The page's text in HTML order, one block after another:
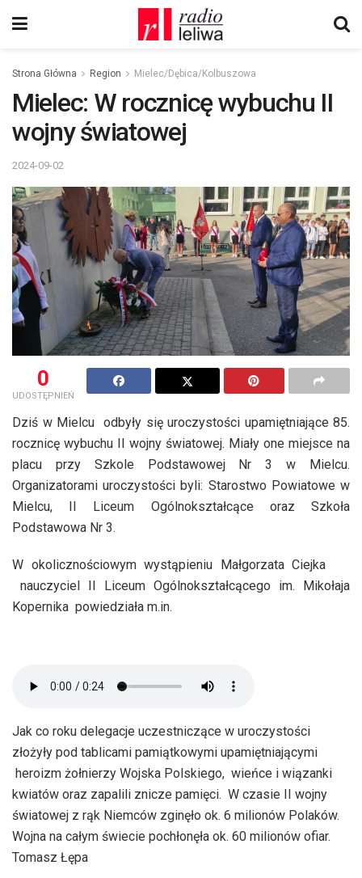
Strona Główna Region Mielec/Dębica/Kolbuszowa
Mielec: W rocznicę wybuchu II
wojny światowej
2024-09-02
0
UDOSTĘPNIEŃ
Dziś w Mielcu odbyły się uroczystości upamiętniające 85.
rocznicę wybuchu II wojny światowej. Miały one miejsce na
placu przy Szkole Podstawowej Nr 3 w Mielcu.
Organizatorami uroczystości byli: Starostwo Powiatowe w
Mielcu, II Liceum Ogólnokształcące oraz Szkoła
Podstawowa Nr 3.
W okolicznościowym wystąpieniu Małgorzata Ciejka
nauczyciel II Liceum Ogólnokształcącego im. Mikołaja
Kopernika powiedziała m.in.
Jak co roku delegacje uczestniczące w uroczystości
złożyły pod tablicami pamiątkowymi upamiętniającymi
heroizm żołnierzy Wojska Polskiego, wieńce i wiązanki
kwiatów oraz zapalili znicze pamięci. W czasie II wojny
światowej z rąk Niemców zginęło ok. 6 milionów Polaków.
Wojna na całym świecie pochłonęła ok. 60 milionów ofiar.
Tomasz Łępa